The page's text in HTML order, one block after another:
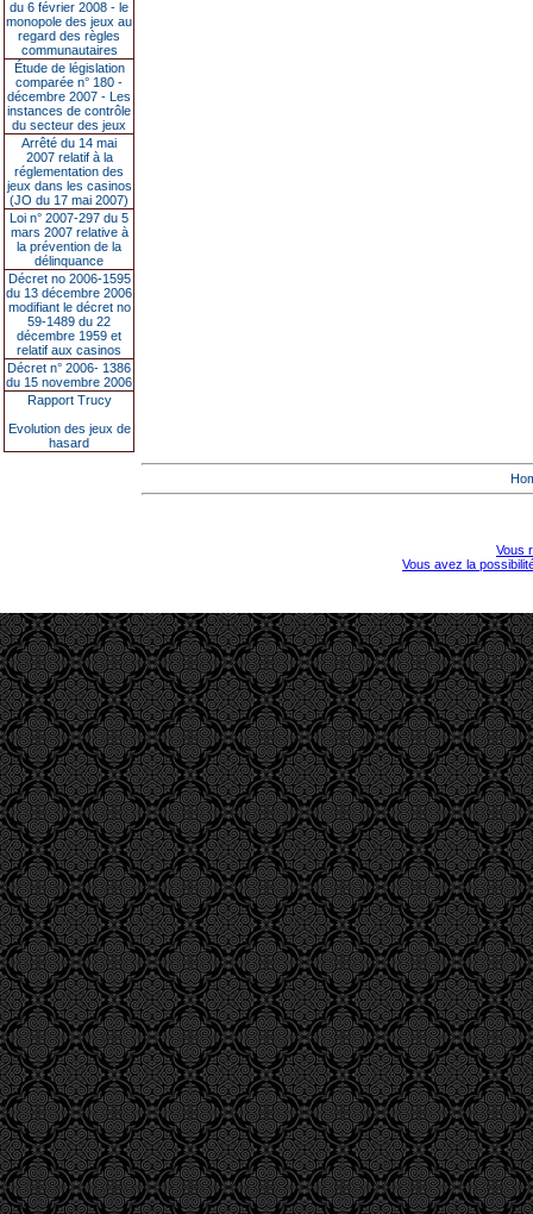
du 6 février 2008 - le
monopole des jeux au
regard des règles
communautaires
Étude de législation
comparée n° 180 -
décembre 2007 - Les
instances de contrôle
du secteur des jeux
Arrêté du 14 mai
2007 relatif à la
réglementation des
jeux dans les casinos
(JO du 17 mai 2007)
Loi n° 2007-297 du 5
mars 2007 relative à
la prévention de la
délinquance
Décret no 2006-1595
du 13 décembre 2006
modifiant le décret no
59-1489 du 22
décembre 1959 et
relatif aux casinos
Décret n° 2006- 1386
du 15 novembre 2006
Rapport Trucy
Evolution des jeux de
hasard
Vous
Vous avez la